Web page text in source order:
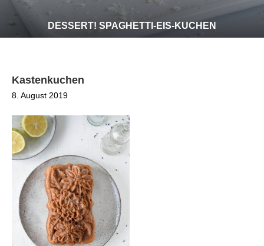
DESSERT! SPAGHETTI-EIS-KUCHEN
Kastenkuchen
8. August 2019